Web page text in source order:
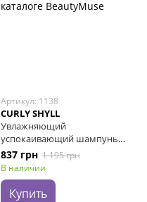
Артикул: 1138
CURLY SHYLL
Увлажняющий
успокаивающий шампунь
CURLYSHYLL Moisture Calming
Shampoo, 330 мл
837 грн 1 195 грн
В наличии
Купить